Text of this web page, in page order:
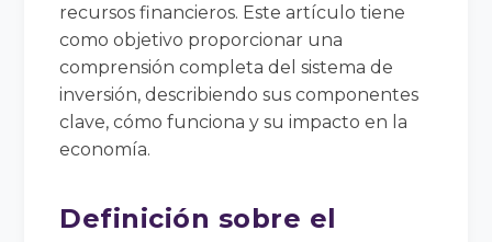
recursos financieros. Este artículo tiene
como objetivo proporcionar una
comprensión completa del sistema de
inversión, describiendo sus componentes
clave, cómo funciona y su impacto en la
economía.
Definición sobre el